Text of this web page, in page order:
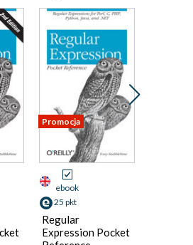
Promocja
ebook
25 pkt
Regular
Expression Pocket